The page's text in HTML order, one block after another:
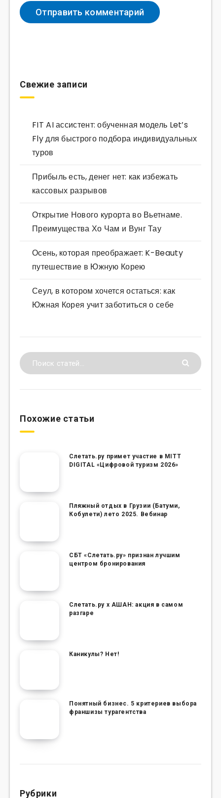
Свежие записи
FIT AI ассистент: обученная модель Let’s
Fly для быстрого подбора индивидуальных
туров
Прибыль есть, денег нет: как избежать
кассовых разрывов
Открытие Нового курорта во Вьетнаме.
Преимущества Хо Чам и Вунг Тау
Осень, которая преображает: K-Beauty
путешествие в Южную Корею
Сеул, в котором хочется остаться: как
Южная Корея учит заботиться о себе
Похожие статьи
Слетать.ру примет участие в MITT
DIGITAL «Цифровой туризм 2026»
Пляжный отдых в Грузии (Батуми,
Кобулети) лето 2025. Вебинар
СБТ «Слетать.ру» признан лучшим
центром бронирования
Слетать.ру х АШАН: акция в самом
разгаре
Каникулы? Нет!
Понятный бизнес. 5 критериев выбора
франшизы турагентства
Рубрики